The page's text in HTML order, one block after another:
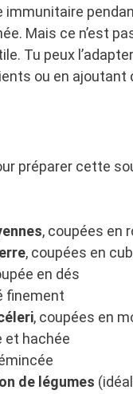
Mais ce n’est
Tu peux
ou en ajoutant
préparer cette
, coupées en
, coupées en
en dés
finement
, coupées en
et hachée
de légumes